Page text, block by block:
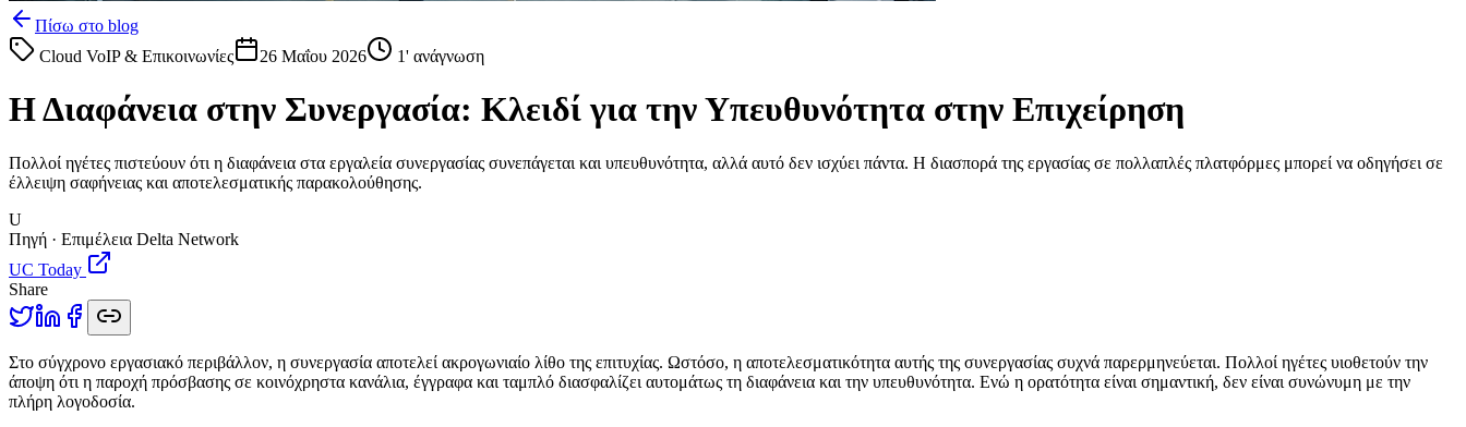
Πίσω στο blog
Cloud VoIP & Επικοινωνίες
26 Μαΐου 2026 1' ανάγνωση
Η Διαφάνεια στην Συνεργασία: Κλειδί για την Υπευθυνότητα στην Επιχείρηση
Πολλοί ηγέτες πιστεύουν ότι η διαφάνεια στα εργαλεία συνεργασίας συνεπάγεται και υπευθυνότητα, αλλά αυτό δεν ισχύει πάντα. Η διασπορά της εργασίας σε πολλαπλές πλατφόρμες μπορεί να οδηγήσει σε
έλλειψη σαφήνειας και αποτελεσματικής παρακολούθησης.
U
Πηγή · Επιμέλεια Delta Network
UC Today
Share
Στο σύγχρονο εργασιακό περιβάλλον, η συνεργασία αποτελεί ακρογωνιαίο λίθο της επιτυχίας. Ωστόσο, η αποτελεσματικότητα αυτής της συνεργασίας συχνά παρερμηνεύεται. Πολλοί ηγέτες υιοθετούν την
άποψη ότι η παροχή πρόσβασης σε κοινόχρηστα κανάλια, έγγραφα και ταμπλό διασφαλίζει αυτομάτως τη διαφάνεια και την υπευθυνότητα. Ενώ η ορατότητα είναι σημαντική, δεν είναι συνώνυμη με την
πλήρη λογοδοσία.